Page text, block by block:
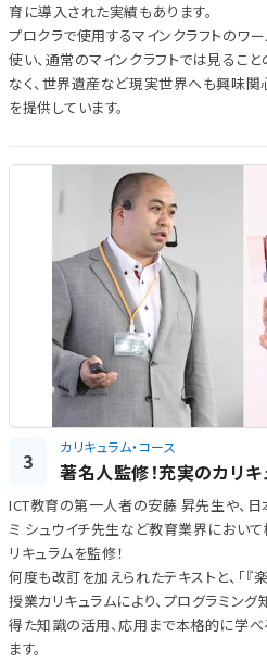
育に導入された実績もあります。
プロクラで使用するマインクラフトのワ
使い、通常のマインクラフトでは見るこ
なく、世界遺産など現実世界へも興味
を提供しています。
3
カリキュラム・コース
著名人監修！充実のカリキ
ICT教育の第一人者の安藤 昇先生や、日
ミ シュウイチ先生など教育業界におい
リキュラムを監修！
何度も改訂を加えられたテキストと、「『
授業カリキュラムにより、プログラミング
得た知識の活用、応用まで本格的に学べ
ます。